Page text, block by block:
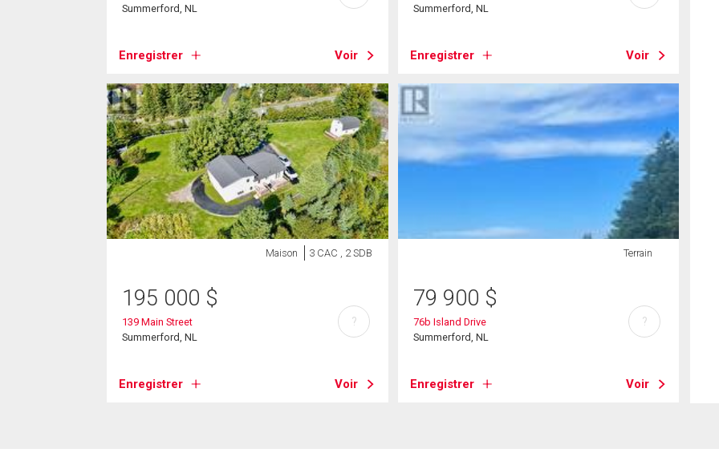
Summerford, NL
Enregistrer Voir
Summerford, NL
Enregistrer Voir
Maison 3 CAC , 2 SDB
195 000 $
139 Main Street
Summerford, NL
Enregistrer Voir
?
Terrain
79 900 $
76b Island Drive
Summerford, NL
Enregistrer Voir
?